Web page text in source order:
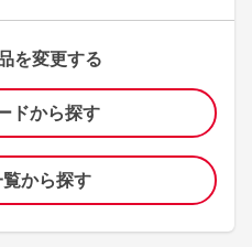
を変更する
ドから探す
から探す